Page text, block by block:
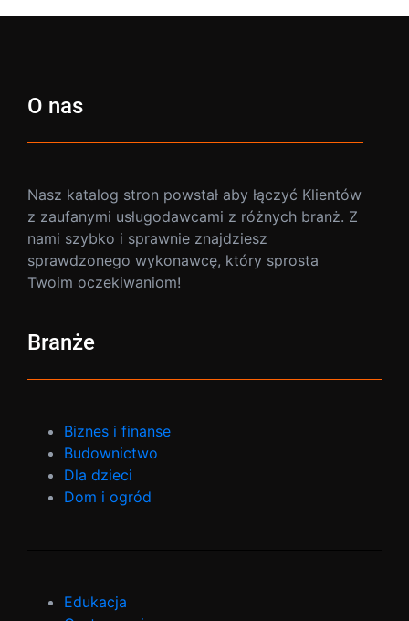
O nas
Nasz katalog stron powstał aby łączyć Klientów
z zaufanymi usługodawcami z różnych branż. Z
nami szybko i sprawnie znajdziesz
sprawdzonego wykonawcę, który sprosta
Twoim oczekiwaniom!
Branże
Biznes i finanse
Budownictwo
Dla dzieci
Dom i ogród
Edukacja